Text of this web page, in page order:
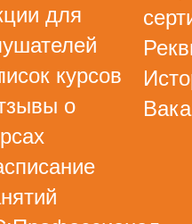
для
курсов
о